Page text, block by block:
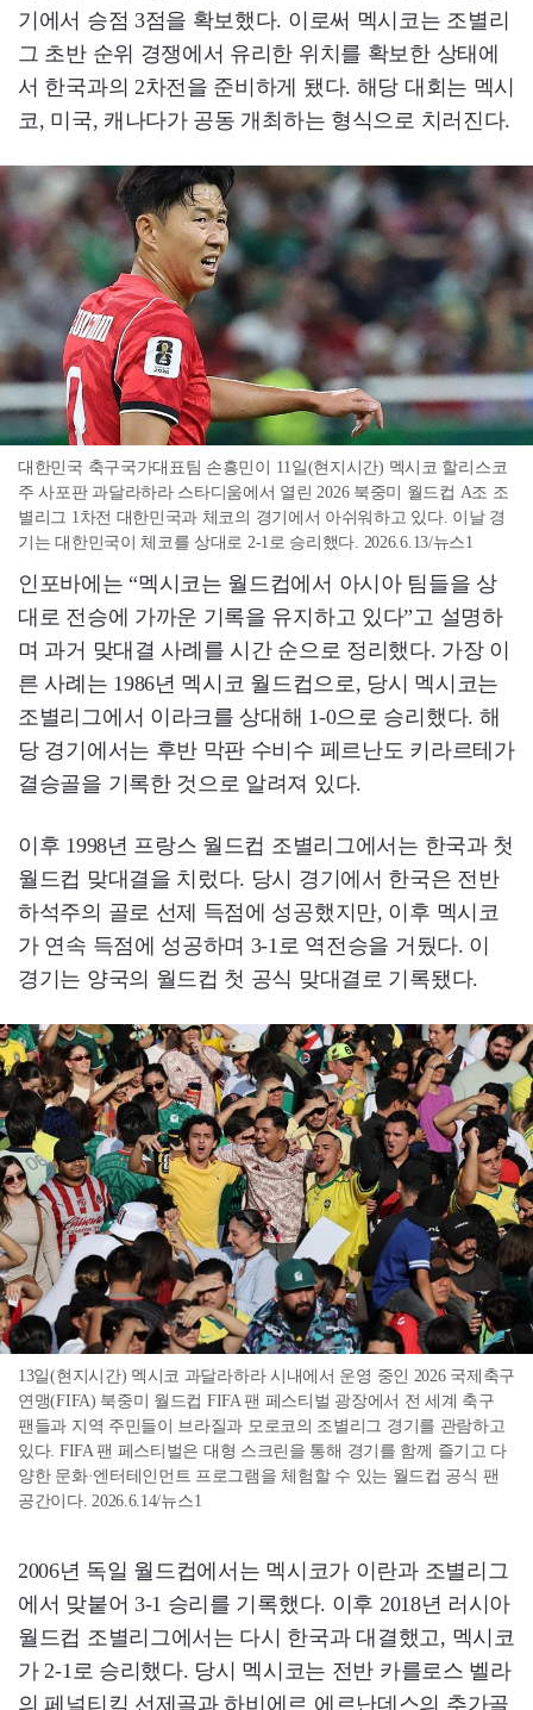
기에서 승점 3점을 확보했다. 이로써 멕시코는 조별리
그 초반 순위 경쟁에서 유리한 위치를 확보한 상태에
서 한국과의 2차전을 준비하게 됐다. 해당 대회는 멕시
코, 미국, 캐나다가 공동 개최하는 형식으로 치러진다.
대한민국 축구국가대표팀 손흥민이 11일(현지시간) 멕시코 할리스코
주 사포판 과달라하라 스타디움에서 열린 2026 북중미 월드컵 A조 조
별리그 1차전 대한민국과 체코의 경기에서 아쉬워하고 있다. 이날 경
기는 대한민국이 체코를 상대로 2-1로 승리했다. 2026.6.13/뉴스1
인포바에는 “멕시코는 월드컵에서 아시아 팀들을 상
대로 전승에 가까운 기록을 유지하고 있다”고 설명하
며 과거 맞대결 사례를 시간 순으로 정리했다. 가장 이
른 사례는 1986년 멕시코 월드컵으로, 당시 멕시코는
조별리그에서 이라크를 상대해 1-0으로 승리했다. 해
당 경기에서는 후반 막판 수비수 페르난도 키라르테가
결승골을 기록한 것으로 알려져 있다.
이후 1998년 프랑스 월드컵 조별리그에서는 한국과 첫
월드컵 맞대결을 치렀다. 당시 경기에서 한국은 전반
하석주의 골로 선제 득점에 성공했지만, 이후 멕시코
가 연속 득점에 성공하며 3-1로 역전승을 거뒀다. 이
경기는 양국의 월드컵 첫 공식 맞대결로 기록됐다.
13일(현지시간) 멕시코 과달라하라 시내에서 운영 중인 2026 국제축구
연맹(FIFA) 북중미 월드컵 FIFA 팬 페스티벌 광장에서 전 세계 축구
팬들과 지역 주민들이 브라질과 모로코의 조별리그 경기를 관람하고
있다. FIFA 팬 페스티벌은 대형 스크린을 통해 경기를 함께 즐기고 다
양한 문화·엔터테인먼트 프로그램을 체험할 수 있는 월드컵 공식 팬
공간이다. 2026.6.14/뉴스1
2006년 독일 월드컵에서는 멕시코가 이란과 조별리그
에서 맞붙어 3-1 승리를 기록했다. 이후 2018년 러시아
월드컵 조별리그에서는 다시 한국과 대결했고, 멕시코
가 2-1로 승리했다. 당시 멕시코는 전반 카를로스 벨라
의 페널티킥 선제골과 하비에르 에르난데스의 추가골